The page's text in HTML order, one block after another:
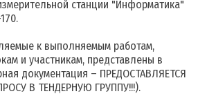
станции "Информатика"
к выполняемым работам,
и участникам, представлены в
документация – ПРЕДОСТАВЛЯЕТСЯ
В ТЕНДЕРНУЮ ГРУППУ!!!).